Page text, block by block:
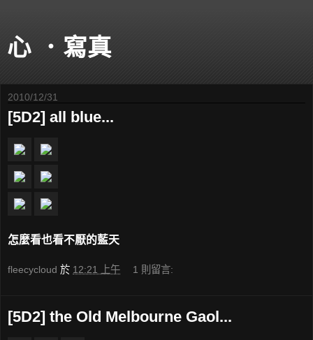
心 ．寫真
2010/12/31
[5D2] all blue...
怎麼看也看不厭的藍天
fleecycloud 於 12:21 上午 1 則留言:
[5D2] the Old Melbourne Gaol...